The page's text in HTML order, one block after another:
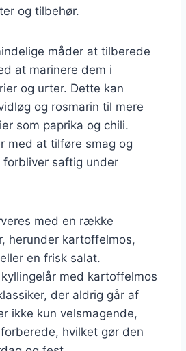
og tilbehør.
måder at tilberede
at marinere dem i
og urter. Dette kan
og rosmarin til mere
som paprika og chili.
med at tilføre smag og
forbliver saftig under
med en række
herunder kartoffelmos,
en frisk salat.
med kartoffelmos
der aldrig går af
ikke kun velsmagende,
hvilket gør den